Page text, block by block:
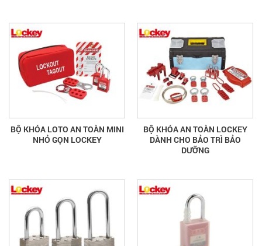
BỘ KHÓA LOTO AN TOÀN MINI
NHỎ GỌN LOCKEY
BỘ KHÓA AN TOÀN LOCKEY
DÀNH CHO BẢO TRÌ BẢO
DƯỠNG